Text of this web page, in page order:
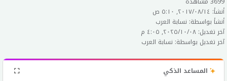
أنشأ: ١٤‏/٠٨‏/٢٠١٧, ٥:١٠ ص
أنشأ بواسطة: نسابة العرب
آخر تغديل: ٠٨‏/١٠‏/٢٠٢٥, ٤:٠٥ م
آخر تغديل بواسطة: نسابة العرب
المساعد الذكي